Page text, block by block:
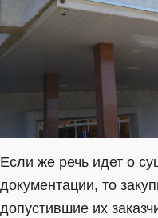
Если же речь идет о
документации, то
допустившие их